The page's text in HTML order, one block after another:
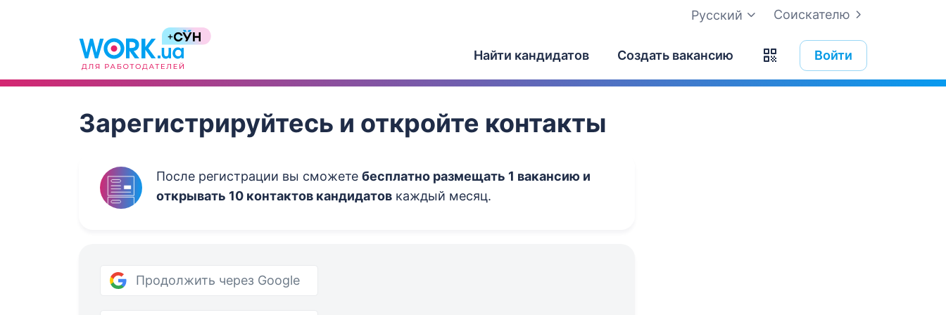
Соискателю
Русский
Work.ua
Найти кандидатов Создать вакансию Войти
Зарегистрируйтесь и откройте контакты
После регистрации вы сможете бесплатно размещать 1 вакансию и
открывать 10 контактов кандидатов каждый месяц.
Продолжить через Google